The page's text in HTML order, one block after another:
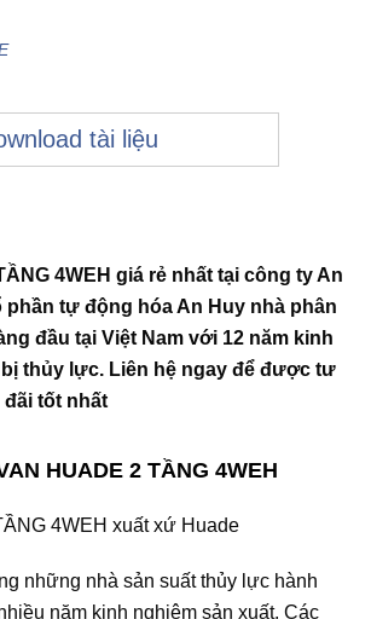
tài liệu
4WEH giá rẻ nhất tại công ty An
phần tự động hóa An Huy nhà phân
đầu tại Việt Nam với 12 năm kinh
thủy lực. Liên hệ ngay để được tư
tốt nhất
HUADE 2 TẦNG 4WEH
4WEH xuất xứ Huade
những nhà sản suất thủy lực hành
năm kinh nghiệm sản xuất. Các